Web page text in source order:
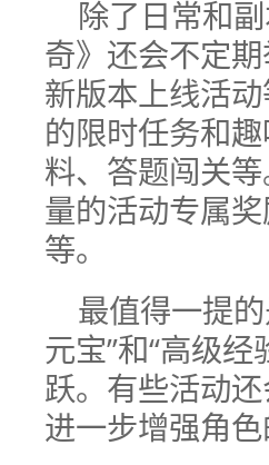
除了日常和
奇》还会不定
新版本上线活
的限时任务和
料、答题闯关
量的活动专属
等。
最值得一提
元宝”和“高级
跃。有些活动
进一步增强角